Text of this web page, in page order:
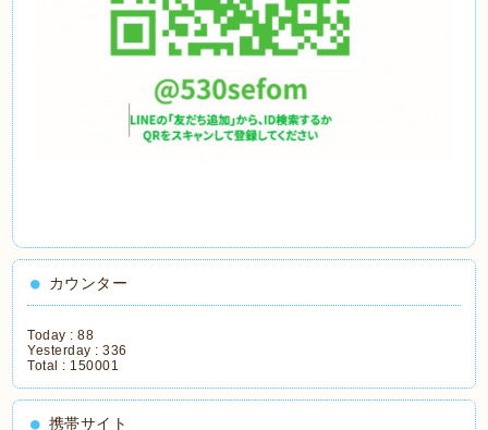
カウンター
Today :88
Yesterday :336
Total : 150001
携帯サイト